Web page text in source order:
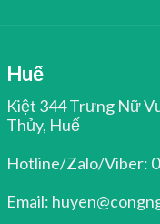
Huế
Kiệt 344 Trưng Nữ
Thủy, Huế
Hotline/Zalo/Viber:
Email: